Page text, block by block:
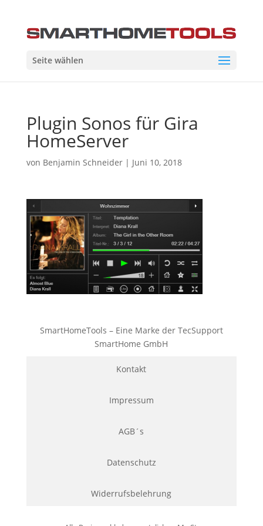
Seite wählen
Plugin Sonos für Gira
HomeServer
von Benjamin Schneider| Juni 10, 2018
SmartHomeTools – Eine Marke der TecSupport
SmartHome GmbH
Kontakt
Impressum
AGB´s
Datenschutz
Widerrufsbelehrung